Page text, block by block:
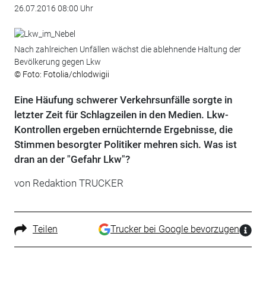
26.07.2016 08:00 Uhr
Nach zahlreichen Unfällen wächst die ablehnende Haltung der
Bevölkerung gegen Lkw
© Foto: Fotolia/chlodwigii
Eine Häufung schwerer Verkehrsunfälle sorgte in
letzter Zeit für Schlagzeilen in den Medien. Lkw-
Kontrollen ergeben ernüchternde Ergebnisse, die
Stimmen besorgter Politiker mehren sich. Was ist
dran an der "Gefahr Lkw"?
von Redaktion TRUCKER
Teilen Trucker bei Google bevorzugen